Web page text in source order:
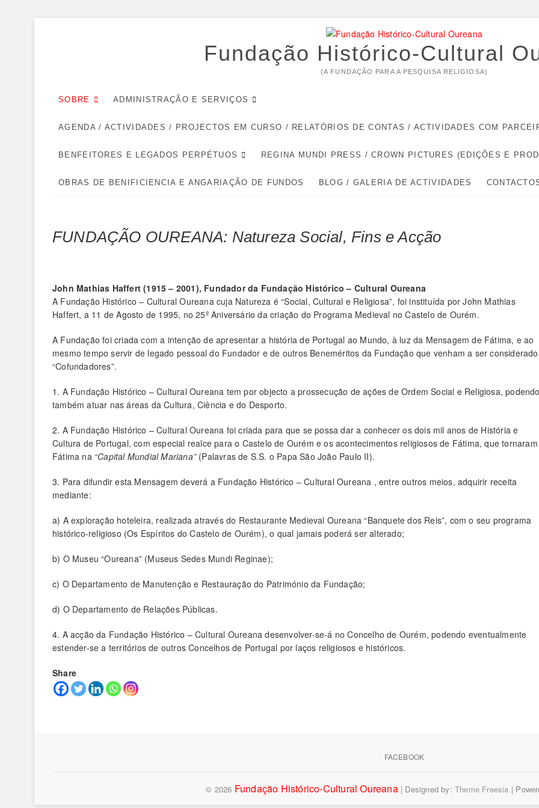
Fundação Histórico-Cultural
(A FUNDAÇÃO PARA A PESQUISA RELIGIOSA)
SOBRE ADMINISTRAÇÃO E SERVIÇOS
AGENDA / ACTIVIDADES / PROJECTOS EM CURSO / RELATÓRIOS DE CONTAS / ACTIVIDADES COM
BENFEITORES E LEGADOS PERPÉTUOS REGINA MUNDI PRESS / CROWN PICTURES (EDIÇÕES E
OBRAS DE BENIFICIENCIA E ANGARIAÇÃO DE FUNDOS BLOG / GALERIA DE ACTIVIDADES
FUNDAÇÃO OUREANA: Natureza Social, Fins e Acção
John Mathias Haffert (1915 – 2001), Fundador da Fundação Histórico – Cultural Oureana
A Fundação Histórico – Cultural Oureana cuja Natureza é “Social, Cultural e Religiosa”, foi instituída por John Mathias
Haffert, a 11 de Agosto de 1995, no 25º Aniversário da criação do Programa Medieval no Castelo de Ourém.
A Fundação foi criada com a intenção de apresentar a história de Portugal ao Mundo, à luz da Mensagem de Fátima, e ao
mesmo tempo servir de legado pessoal do Fundador e de outros Beneméritos da Fundação que venham a ser
“Cofundadores”.
1. A Fundação Histórico – Cultural Oureana tem por objecto a prossecução de ações de Ordem Social e Religiosa,
também atuar nas áreas da Cultura, Ciência e do Desporto.
2. A Fundação Histórico – Cultural Oureana foi criada para que se possa dar a conhecer os dois mil anos de História e
Cultura de Portugal, com especial realce para o Castelo de Ourém e os acontecimentos religiosos de Fátima, que tornaram
Fátima na “Capital Mundial Mariana” (Palavras de S.S. o Papa São João Paulo II).
3. Para difundir esta Mensagem deverá a Fundação Histórico – Cultural Oureana , entre outros meios, adquirir receita
mediante:
a) A exploração hoteleira, realizada através do Restaurante Medieval Oureana “Banquete dos Reis”, com o seu programa
histórico-religioso (Os Espíritos do Castelo de Ourém), o qual jamais poderá ser alterado;
b) O Museu “Oureana” (Museus Sedes Mundi Reginae);
c) O Departamento de Manutenção e Restauração do Património da Fundação;
d) O Departamento de Relações Públicas.
4. A acção da Fundação Histórico – Cultural Oureana desenvolver-se-á no Concelho de Ourém, podendo eventualmente
estender-se a territórios de outros Concelhos de Portugal por laços religiosos e históricos.
Share
FACEBOOK
© 2026 Fundação Histórico-Cultural Oureana| Designed by:Theme Freesia |